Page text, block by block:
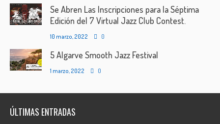
Se Abren Las Inscripciones para la Séptima
Edición del 7 Virtual Jazz Club Contest.
10 marzo, 2022 0
5 Algarve Smooth Jazz Festival
1 marzo, 2022 0
ÚLTIMAS ENTRADAS